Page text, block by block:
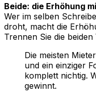
Beide: die Erhöhung
Wer im selben
droht, macht die
Trennen Sie die beiden
Die meisten
und ein einziger
komplett nichtig.
gewinnt.